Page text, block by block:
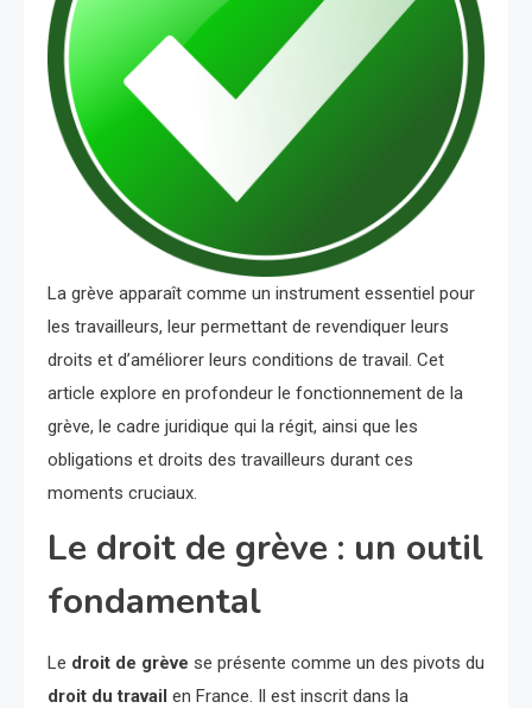
La grève apparaît comme un instrument essentiel pour
les travailleurs, leur permettant de revendiquer leurs
droits et d’améliorer leurs conditions de travail. Cet
article explore en profondeur le fonctionnement de la
grève, le cadre juridique qui la régit, ainsi que les
obligations et droits des travailleurs durant ces
moments cruciaux.
Le droit de grève : un outil
fondamental
Le droit de grève se présente comme un des pivots du
droit du travail en France. Il est inscrit dans la